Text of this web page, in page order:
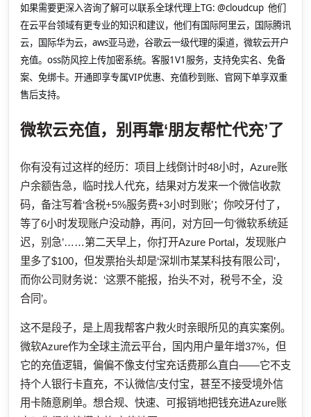
如果需要更深入咨询了解可以联系全球代理上TG: @cloudcup 他们
在云平台领域有更专业的知识和建议，他们有国际阿里云，国际腾讯
云，国际华为云，aws亚马逊，谷歌云一级代理的渠道，微软云开户
充值。oss防风控上传加密系统。客服1V1服务，支持免实名、免备
案、免绑卡。开通即享专属VIP优惠、充值秒到账、官网下单享双重
售后支持。
微软云充值，别再靠‘朋友帮忙代充’了
你有没有过这样的经历：项目上线倒计时48小时，Azure账
户余额告急，临时找人代充，结果对方发来一个微信收款
码，备注写着‘含税+5%服务费+3小时到账’；你咬牙付了，
等了6小时发现账户没动静，再问，对方回一句‘微软系统延
迟，别急’……第二天早上，你打开Azure Portal，发现账户
里多了$100，但发票抬头却是‘深圳市某某科技有限公司’，
而你公司财务说：‘这票不能报，抬头不对，税号不全，没
合同’。
这不是段子，是上周我帮客户救火时亲眼所见的真实案例。
微软Azure作为全球主流云平台，国内用户量年增37%，但
它的充值逻辑，偏偏不像支付宝充话费那么直白——它不支
持个人银行卡直充，不认微信/支付宝，甚至不接受境外信
用卡随意刷单。想合规、快速、可报销地把钱充进Azure账